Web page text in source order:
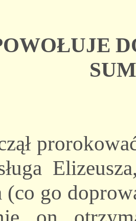
(co go